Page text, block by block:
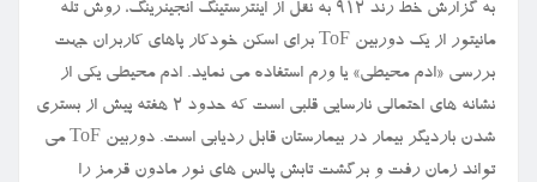
به گزارش خط رند ۹۱۲ به نقل از اینترستینگ انجینرینگ، روش تله
مانیتور از یک دوربین ToF برای اسکن خودکار پاهای کاربران جهت
بررسی «ادم محیطی» یا ورم استفاده می نماید. ادم محیطی یکی از
نشانه های احتمالی نارسایی قلبی است که حدود ۲ هفته پیش از بستری
شدن باردیگر بیمار در بیمارستان قابل ردیابی است. دوربین ToF می
تواند زمان رفت و برگشت تابش پالس های نور مادون قرمز را